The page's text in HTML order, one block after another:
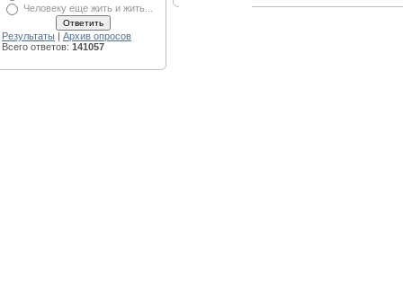
Человеку еще жить и жить...
Результаты | Архив опросов
Всего ответов: 141057